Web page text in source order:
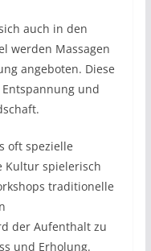
auch in den
werden Massagen
angeboten. Diese
und
oft spezielle
Kultur spielerisch
traditionelle
der Aufenthalt zu
und Erholung.